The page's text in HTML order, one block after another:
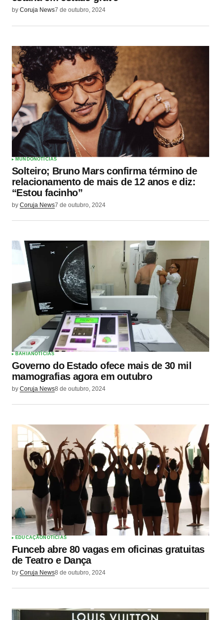
by Coruja News7 de outubro, 2024
MUNDONOTÍCIAS
Solteiro; Bruno Mars confirma término de
relacionamento de mais de 12 anos e diz:
“Estou facinho”
by Coruja News7 de outubro, 2024
BAHIA NOTÍCIAS
Governo do Estado ofece mais de 30 mil
mamografias agora em outubro
by Coruja News8 de outubro, 2024
EDUCAÇÃONOTÍCIAS
Funceb abre 80 vagas em oficinas gratuitas
de Teatro e Dança
by Coruja News8 de outubro, 2024